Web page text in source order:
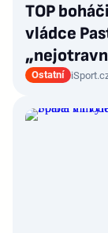
TOP
vládce
Ostatní